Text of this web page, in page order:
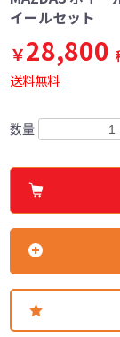
イールセット
￥28,800
送料無料
数量